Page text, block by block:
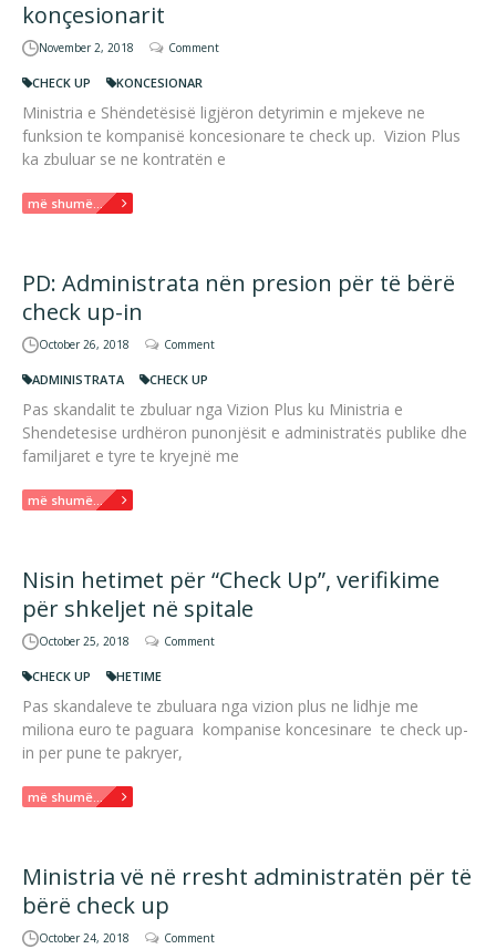
konçesionarit
November 2, 2018 Comment
CHECK UP KONCESIONAR
Ministria e Shëndetësisë ligjëron detyrimin e mjekeve ne
funksion te kompanisë koncesionare te check up. Vizion Plus
ka zbuluar se ne kontratën e
më shumë...
PD: Administrata nën presion për të bërë
check up-in
October 26, 2018 Comment
ADMINISTRATA CHECK UP
Pas skandalit te zbuluar nga Vizion Plus ku Ministria e
Shendetesise urdhëron punonjësit e administratës publike dhe
familjaret e tyre te kryejnë me
më shumë...
Nisin hetimet për “Check Up”, verifikime
për shkeljet në spitale
October 25, 2018 Comment
CHECK UP HETIME
Pas skandaleve te zbuluara nga vizion plus ne lidhje me
miliona euro te paguara kompanise koncesinare te check up-
in per pune te pakryer,
më shumë...
Ministria vë në rresht administratën për të
bërë check up
October 24, 2018 Comment